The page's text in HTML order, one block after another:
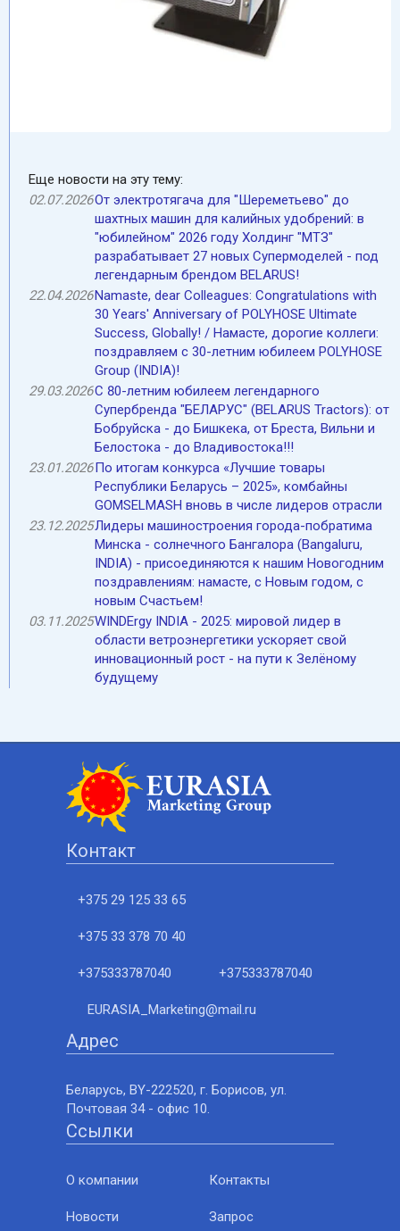
Еще новости на эту тему:
02.07.2026От электротягача для "Шереметьево" до
шахтных машин для калийных удобрений: в
"юбилейном" 2026 году Холдинг "МТЗ"
разрабатывает 27 новых Супермоделей - под
легендарным брендом BELARUS!
22.04.2026Namaste, dear Colleagues: Congratulations with
30 Years' Anniversary of POLYHOSE Ultimate
Success, Globally! / Намасте, дорогие коллеги:
поздравляем с 30-летним юбилеем POLYHOSE
Group (INDIA)!
29.03.2026С 80-летним юбилеем легендарного
Супербренда "БЕЛАРУС" (BELARUS Tractors): от
Бобруйска - до Бишкека, от Бреста, Вильни и
Белостока - до Владивостока!!!
23.01.2026По итогам конкурса «Лучшие товары
Республики Беларусь – 2025», комбайны
GOMSELMASH вновь в числе лидеров отрасли
23.12.2025Лидеры машиностроения города-побратима
Минска - солнечного Бангалора (Bangaluru,
INDIA) - присоединяются к нашим Новогодним
поздравлениям: намасте, с Новым годом, с
новым Счастьем!
03.11.2025WINDErgy INDIA - 2025: мировой лидер в
области ветроэнергетики ускоряет свой
инновационный рост - на пути к Зелёному
будущему
Контакт
+375 29 125 33 65
+375 33 378 70 40
+375333787040 +375333787040
EURASIA_Marketing@mail.ru
Адрес
Беларусь, BY-222520, г. Борисов, ул.
Почтовая 34 - офис 10.
Ссылки
О компании Контакты
Новости Запрос